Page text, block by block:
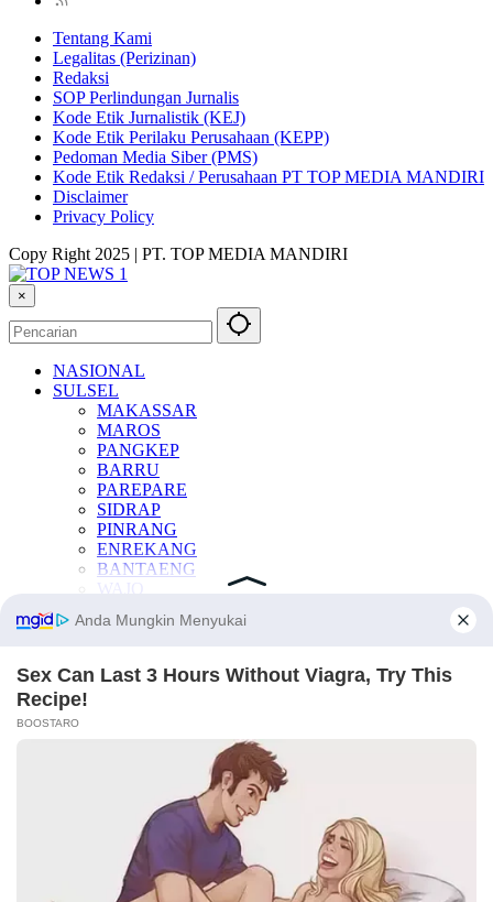
Tentang Kami
Legalitas (Perizinan)
Redaksi
SOP Perlindungan Jurnalis
Kode Etik Jurnalistik (KEJ)
Kode Etik Perilaku Perusahaan (KEPP)
Pedoman Media Siber (PMS)
Kode Etik Redaksi / Perusahaan PT TOP MEDIA MANDIRI
Disclaimer
Privacy Policy
Copy Right 2025 | PT. TOP MEDIA MANDIRI
×
NASIONAL
SULSEL
MAKASSAR
MAROS
PANGKEP
BARRU
PAREPARE
SIDRAP
PINRANG
ENREKANG
BANTAENG
BULUKUMBA
JENEPONTO
LUWU
TAKALAR
KESEHATAN
OTOMOTIF
INTERNASIONAL
TEKNOLOGI